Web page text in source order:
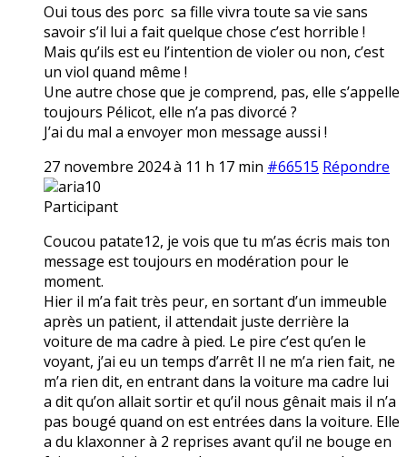
Oui tous des porc sa fille vivra toute sa vie sans
savoir s’il lui a fait quelque chose c’est horrible !
Mais qu’ils est eu l’intention de violer ou non, c’est
un viol quand même !
Une autre chose que je comprend, pas, elle s’appelle
toujours Pélicot, elle n’a pas divorcé ?
J’ai du mal a envoyer mon message aussi !
27 novembre 2024 à 11 h 17 min #66515 Répondre
aria10
Participant
Coucou patate12, je vois que tu m’as écris mais ton
message est toujours en modération pour le
moment.
Hier il m’a fait très peur, en sortant d’un immeuble
après un patient, il attendait juste derrière la
voiture de ma cadre à pied. Le pire c’est qu’en le
voyant, j’ai eu un temps d’arrêt Il ne m’a rien fait, ne
m’a rien dit, en entrant dans la voiture ma cadre lui
a dit qu’on allait sortir et qu’il nous gênait mais il n’a
pas bougé quand on est entrées dans la voiture. Elle
a du klaxonner à 2 reprises avant qu’il ne bouge en